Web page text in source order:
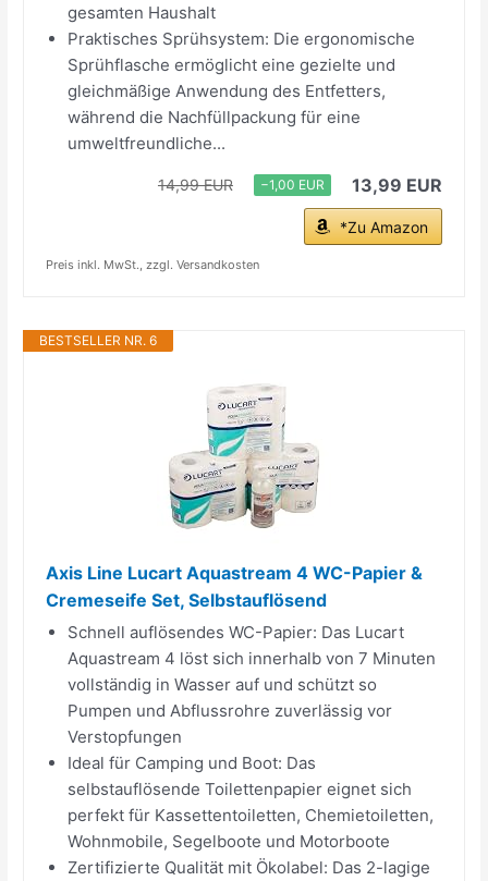
gesamten Haushalt
Praktisches Sprühsystem: Die ergonomische
Sprühflasche ermöglicht eine gezielte und
gleichmäßige Anwendung des Entfetters,
während die Nachfüllpackung für eine
umweltfreundliche...
14,99 EUR −1,00 EUR 13,99 EUR
*Zu Amazon
Preis inkl. MwSt., zzgl. Versandkosten
BESTSELLER NR. 6
Axis Line Lucart Aquastream 4 WC-Papier &
Cremeseife Set, Selbstauflösend
Schnell auflösendes WC-Papier: Das Lucart
Aquastream 4 löst sich innerhalb von 7 Minuten
vollständig in Wasser auf und schützt so
Pumpen und Abflussrohre zuverlässig vor
Verstopfungen
Ideal für Camping und Boot: Das
selbstauflösende Toilettenpapier eignet sich
perfekt für Kassettentoiletten, Chemietoiletten,
Wohnmobile, Segelboote und Motorboote
Zertifizierte Qualität mit Ökolabel: Das 2-lagige